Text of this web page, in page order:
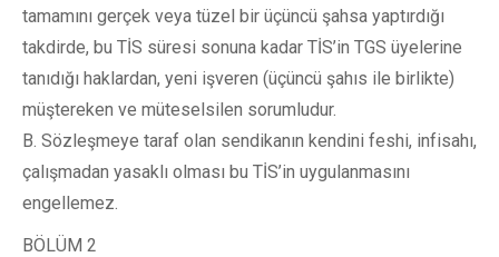
tamamını gerçek veya tüzel bir üçüncü şahsa yaptırdığı
takdirde, bu TİS süresi sonuna kadar TİS’in TGS üyelerine
tanıdığı haklardan, yeni işveren (üçüncü şahıs ile birlikte)
müştereken ve müteselsilen sorumludur.
B. Sözleşmeye taraf olan sendikanın kendini feshi, infisahı,
çalışmadan yasaklı olması bu TİS’in uygulanmasını
engellemez.
BÖLÜM 2